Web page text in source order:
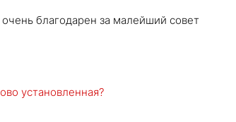
благодарен за малейший совет
установленная?